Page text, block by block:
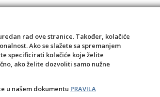
rad ove stranice. Također, kolačiće
Ako se slažete sa spremanjem
specificirati kolačiće koje želite
ako želite dozvoliti samo nužne
u našem dokumentu PRAVILA